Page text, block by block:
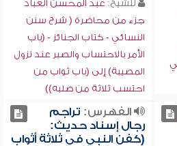
للشيخ: عبد المحسن العباد
جزء من محاضرة ( شرح سنن
النسائي - كتاب الجنائز - (باب
الأمر بالاحتساب والصبر عند نزول
المصيبة) إلى (باب ثواب من
احتسب ثلاثة من صلبه))
الفهرس: تراجم
رجال إسناد حديث:
(كفن النبي في ثلاثة أثواب